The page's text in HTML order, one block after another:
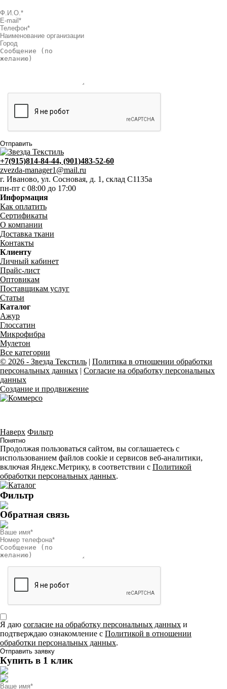
+7(915)814-84-44, (901)483-52-60
zvezda-manager1@mail.ru
г. Иваново, ул. Сосновая, д. 1, склад С1135а
пн-пт с 08:00 до 17:00
Информация
Как оплатить
Сертификаты
О компании
Доставка ткани
Контакты
Клиенту
Личный кабинет
Прайс-лист
Оптовикам
Поставщикам услуг
Статьи
Каталог
Ажур
Глоссатин
Микрофибра
Мулетон
Все категории
© 2026 - Звезда Текстиль | Политика в отношении обработки
персональных данных | Согласие на обработку персональных
данных
Создание и продвижение
Наверх Фильтр
Понятно
Продолжая пользоваться сайтом, вы соглашаетесь с
использованием файлов cookie и сервисов веб-аналитики,
включая Яндекс.Метрику, в соответствии с Политикой
обработки персональных данных.
Фильтр
Обратная связь
Я даю согласие на обработку персональных данных и
подтверждаю ознакомление с Политикой в отношении
обработки персональных данных.
Купить в 1 клик